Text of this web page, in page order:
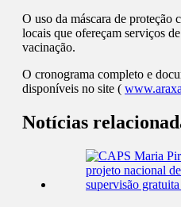
O uso da máscara de proteção
locais que ofereçam serviços
vacinação.
O cronograma completo e
disponíveis no site (
Notícias